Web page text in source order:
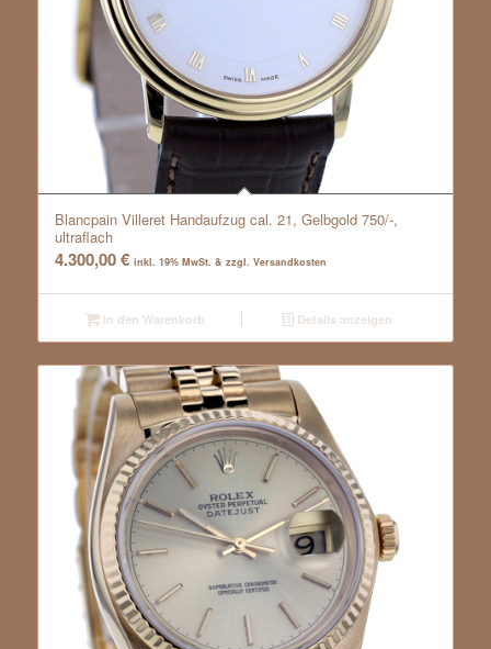
Blancpain Villeret Handaufzug cal. 21, Gelbgold 750/-,
ultraflach
4.300,00€ inkl. 19% MwSt. & zzgl. Versandkosten
In den Warenkorb Details anzeigen